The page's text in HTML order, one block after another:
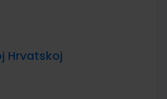
Hrvatskoj